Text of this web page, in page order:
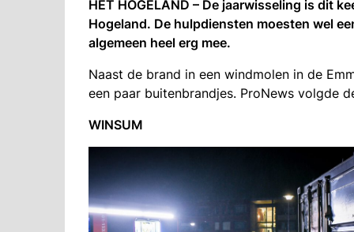
HET HOGELAND – De jaarwisseling is dit
Hogeland. De hulpdiensten moesten wel
algemeen heel erg mee.
Naast de brand in een windmolen in de
een paar buitenbrandjes. ProNews volgde
WINSUM